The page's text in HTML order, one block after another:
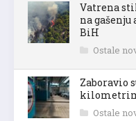
Vatrena
na
BiH
Ostale
Zaboravio
Ostale